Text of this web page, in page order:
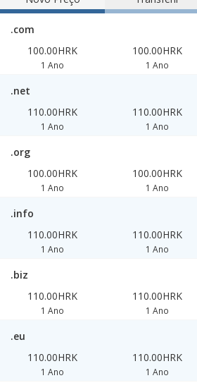
.com
100.00HRK
1 Ano
100.00HRK
1 Ano
.net
110.00HRK
1 Ano
110.00HRK
1 Ano
.org
100.00HRK
1 Ano
100.00HRK
1 Ano
.info
110.00HRK
1 Ano
110.00HRK
1 Ano
.biz
110.00HRK
1 Ano
110.00HRK
1 Ano
.eu
110.00HRK
1 Ano
110.00HRK
1 Ano